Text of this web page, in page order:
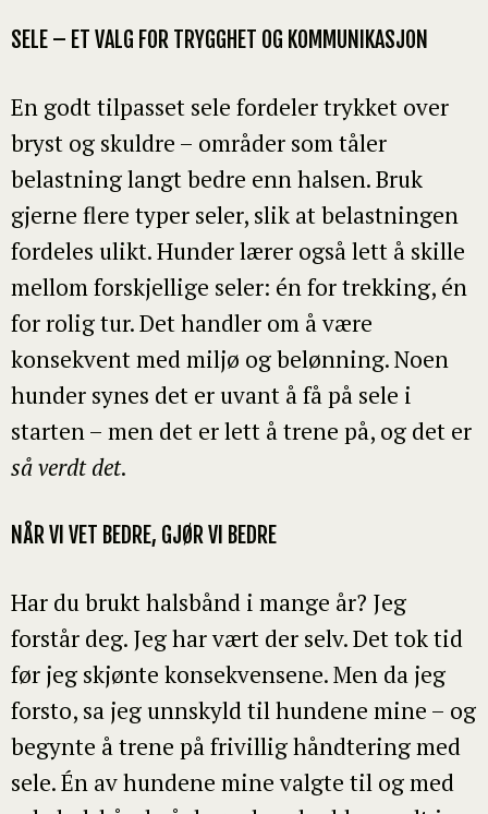
SELE – ET VALG FOR TRYGGHET OG KOMMUNIKASJON
En godt tilpasset sele fordeler trykket over
bryst og skuldre – områder som tåler
belastning langt bedre enn halsen. Bruk
gjerne flere typer seler, slik at belastningen
fordeles ulikt. Hunder lærer også lett å skille
mellom forskjellige seler: én for trekking, én
for rolig tur. Det handler om å være
konsekvent med miljø og belønning. Noen
hunder synes det er uvant å få på sele i
starten – men det er lett å trene på, og det er
så verdt det.
NÅR VI VET BEDRE, GJØR VI BEDRE
Har du brukt halsbånd i mange år? Jeg
forstår deg. Jeg har vært der selv. Det tok tid
før jeg skjønte konsekvensene. Men da jeg
forsto, sa jeg unnskyld til hundene mine – og
begynte å trene på frivillig håndtering med
sele. Én av hundene mine valgte til og med